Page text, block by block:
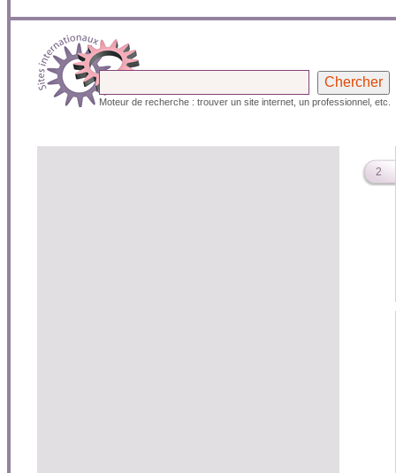
Moteur de recherche : trouver un site internet, un professionnel, etc.
2